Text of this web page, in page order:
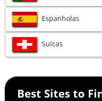
Espanholas
Suicas
Best Sites to